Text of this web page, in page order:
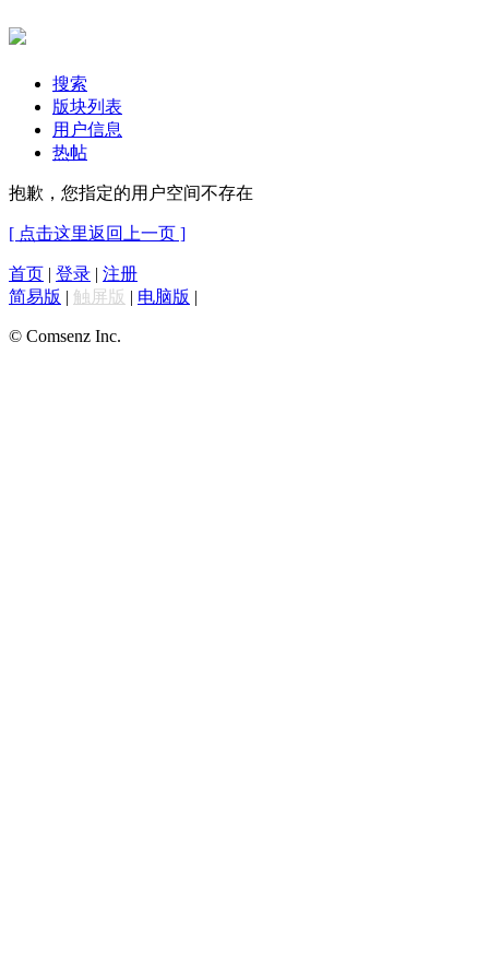
搜索
版块列表
用户信息
热帖
抱歉，您指定的用户空间不存在
[ 点击这里返回上一页 ]
首页 | 登录 | 注册
简易版 | 触屏版 | 电脑版 |
© Comsenz Inc.